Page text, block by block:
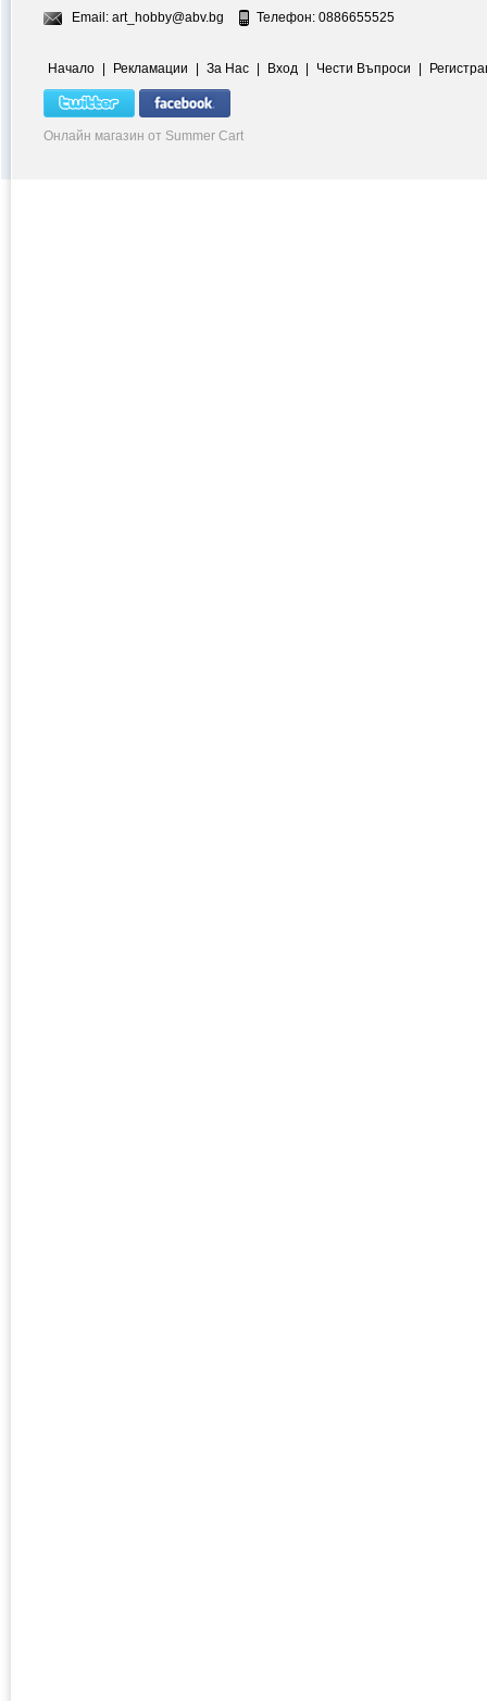
Email: art_hobby@abv.bg Телефон: 0886655525
Начало | Рекламации | За Нас | Вход | Чести Въпроси |
Онлайн магазин от Summer Cart